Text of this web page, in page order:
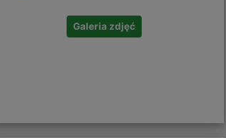
Galeria zdjęć